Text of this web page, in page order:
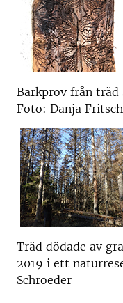
Barkprov från träd
Foto: Danja
Träd dödade av
2019 i ett
Schroeder